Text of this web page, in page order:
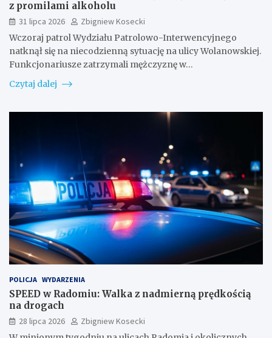
z promilami alkoholu
31 lipca 2026
Zbigniew Kosecki
Wczoraj patrol Wydziału Patrolowo-Interwencyjnego
natknął się na niecodzienną sytuację na ulicy Wolanowskiej.
Funkcjonariusze zatrzymali mężczyznę w…
Czytaj dalej
POLICJA WYDARZENIA
SPEED w Radomiu: Walka z nadmierną prędkością
na drogach
28 lipca 2026
Zbigniew Kosecki